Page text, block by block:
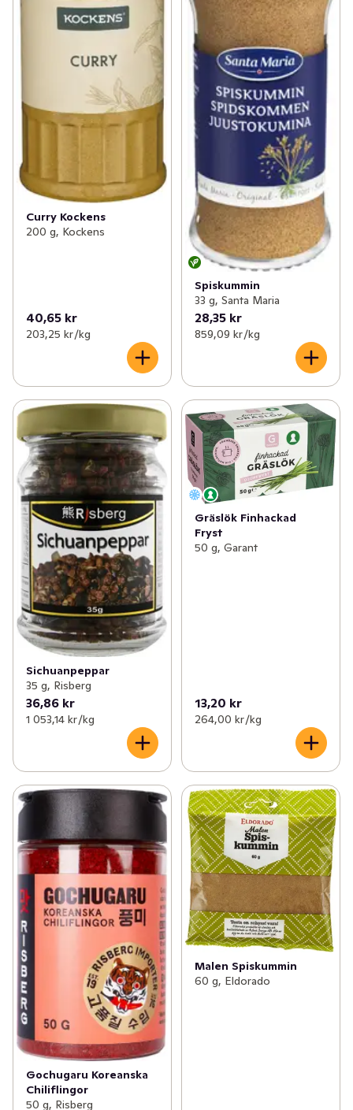
Curry Kockens
200 g, Kockens
40,65 kr
203,25 kr /kg
Spiskummin
33 g, Santa Maria
28,35 kr
859,09 kr /kg
Sichuanpeppar
35 g, Risberg
36,86 kr
1 053,14 kr /kg
Gräslök Finhackad
Fryst
50 g, Garant
13,20 kr
264,00 kr /kg
Gochugaru Koreanska
Chiliflingor
50 g, Risberg
Malen Spiskummin
60 g, Eldorado